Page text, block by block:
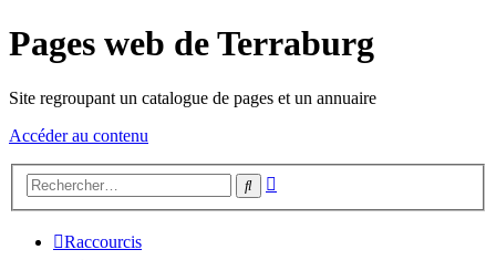
Pages web de Terraburg
Site regroupant un catalogue de pages et un annuaire
Accéder au contenu
Rechercher
Raccourcis